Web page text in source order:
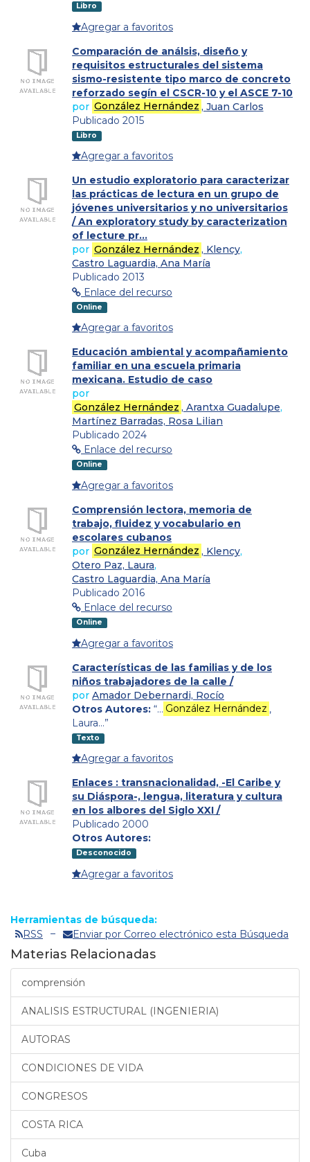
Libro
Agregar a favoritos
Comparación de análsis, diseño y
requisitos estructurales del sistema
sismo-resistente tipo marco de concreto
reforzado segín el CSCR-10 y el ASCE 7-10
por González Hernández , Juan Carlos
Publicado 2015
Libro
Agregar a favoritos
Un estudio exploratorio para caracterizar
las prácticas de lectura en un grupo de
jóvenes universitarios y no universitarios
/ An exploratory study by caracterization
of lecture pr...
por González Hernández , Klency,
Castro Laguardia, Ana María
Publicado 2013
Enlace del recurso
Online
Agregar a favoritos
Educación ambiental y acompañamiento
familiar en una escuela primaria
mexicana. Estudio de caso
por
González Hernández , Arantxa Guadalupe,
Martínez Barradas, Rosa Lilian
Publicado 2024
Enlace del recurso
Online
Agregar a favoritos
Comprensión lectora, memoria de
trabajo, fluidez y vocabulario en
escolares cubanos
por González Hernández , Klency,
Otero Paz, Laura,
Castro Laguardia, Ana María
Publicado 2016
Enlace del recurso
Online
Agregar a favoritos
Características de las familias y de los
niños trabajadores de la calle /
por Amador Debernardi, Rocío
Otros Autores: “… González Hernández ,
Laura…”
Texto
Agregar a favoritos
Enlaces : transnacionalidad, -El Caribe y
su Diáspora-, lengua, literatura y cultura
en los albores del Siglo XXI /
Publicado 2000
Otros Autores:
Desconocido
Agregar a favoritos
Herramientas de búsqueda:
RSS
Enviar por Correo electrónico esta Búsqueda
Materias Relacionadas
comprensión
ANALISIS ESTRUCTURAL (INGENIERIA)
AUTORAS
CONDICIONES DE VIDA
CONGRESOS
COSTA RICA
Cuba